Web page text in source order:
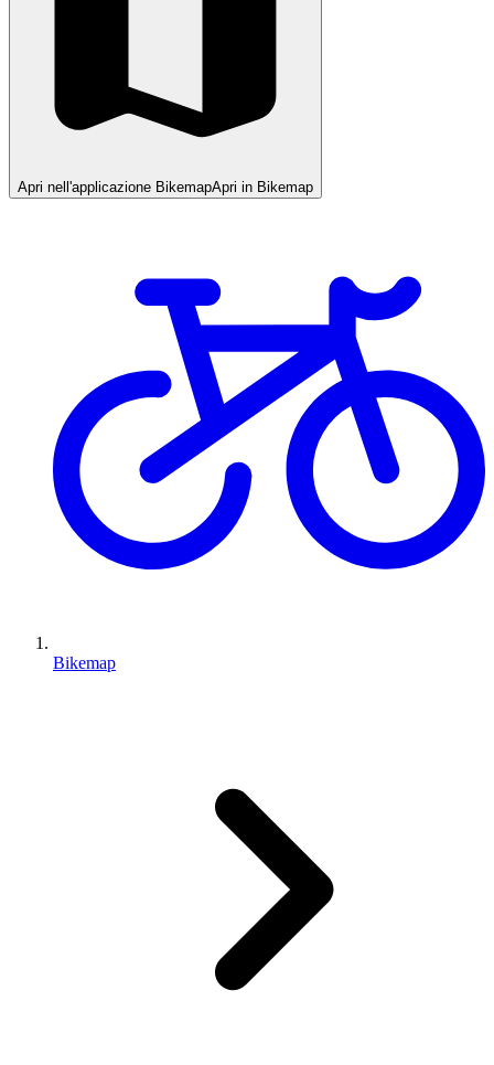
Apri nell'applicazione BikemapApri in Bikemap
Bikemap